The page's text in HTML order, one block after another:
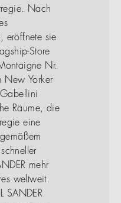
Nach
eröffnete sie
Store
Nr.
New Yorker
Räume, die
eine
mehr
weltweit.
SANDER